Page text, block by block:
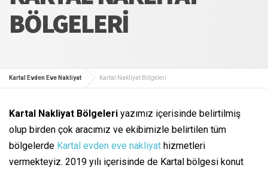
BÖLGELERI
Kartal Evden Eve Nakliyat Kartal Nakliyat Bölgeleri
Kartal Nakliyat Bölgeleri yazımız içerisinde belirtilmiş
olup birden çok aracımız ve ekibimizle belirtilen tüm
bölgelerde Kartal evden eve nakliyat hizmetleri
vermekteyiz. 2019 yılı içerisinde de Kartal bölgesi konut